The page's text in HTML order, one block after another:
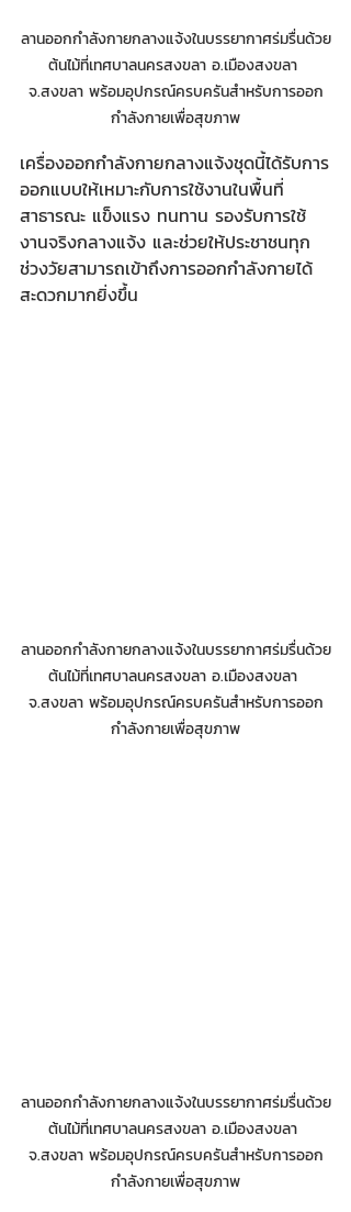
ลานออกกำลังกายกลางแจ้งในบรรยากาศร่มรื่นด้วย
ต้นไม้ที่เทศบาลนครสงขลา อ.เมืองสงขลา
จ.สงขลา พร้อมอุปกรณ์ครบครันสำหรับการออก
กำลังกายเพื่อสุขภาพ
เครื่องออกกำลังกายกลางแจ้งชุดนี้ได้รับการ
ออกแบบให้เหมาะกับการใช้งานในพื้นที่
สาธารณะ แข็งแรง ทนทาน รองรับการใช้
งานจริงกลางแจ้ง และช่วยให้ประชาชนทุก
ช่วงวัยสามารถเข้าถึงการออกกำลังกายได้
สะดวกมากยิ่งขึ้น
ลานออกกำลังกายกลางแจ้งในบรรยากาศร่มรื่นด้วย
ต้นไม้ที่เทศบาลนครสงขลา อ.เมืองสงขลา
จ.สงขลา พร้อมอุปกรณ์ครบครันสำหรับการออก
กำลังกายเพื่อสุขภาพ
ลานออกกำลังกายกลางแจ้งในบรรยากาศร่มรื่นด้วย
ต้นไม้ที่เทศบาลนครสงขลา อ.เมืองสงขลา
จ.สงขลา พร้อมอุปกรณ์ครบครันสำหรับการออก
กำลังกายเพื่อสุขภาพ